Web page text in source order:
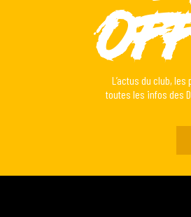
L’actus du club,
toutes les infos des